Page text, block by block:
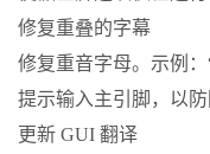
修复重叠的字幕
修复重音字母。示例：
提示输入主引脚，以
更新 GUI 翻译